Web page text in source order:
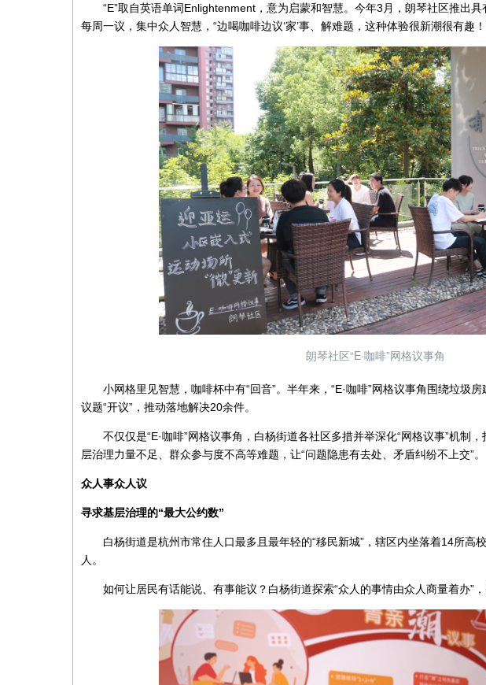
“E”取自英语单词Enlightenment，意为启蒙和智慧。今年3月，朗琴社区推出具
每周一议，集中众人智慧，“边喝咖啡边议‘家’事、解难题，这种体验很新潮很有趣！
朗琴社区“E·咖啡”网格议事角
小网格里见智慧，咖啡杯中有“回音”。半年来，“E·咖啡”网格议事角围绕垃圾
议题“开议”，推动落地解决20余件。
不仅仅是“E·咖啡”网格议事角，白杨街道各社区多措并举深化“网格议事”机制
层治理力量不足、群众参与度不高等难题，让“问题隐患有去处、矛盾纠纷不上交”。
众人事众人议
寻求基层治理的“最大公约数”
白杨街道是杭州市常住人口最多且最年轻的“移民新城”，辖区内坐落着14所高
人。
如何让居民有话能说、有事能议？白杨街道探索“众人的事情由众人商量着办”，